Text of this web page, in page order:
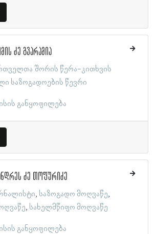
ძე გვარამია
შორის წერა-კითხვის
საზოგადოების წევრი
განყოფილება
ძე თოფურიძე
საზოგადო მოღვაწე
სახელმწიფო მოღვაწე
განყოფილება